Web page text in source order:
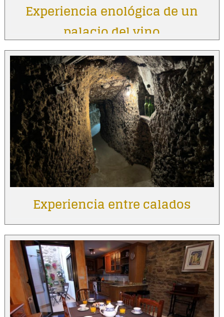
Experiencia enológica de un
palacio del vino
Experiencia entre calados